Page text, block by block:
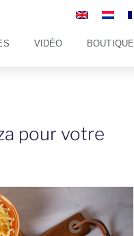
VIDÉO BOUTIQUE
pour votre